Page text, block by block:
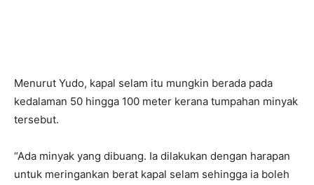
Menurut Yudo, kapal selam itu mungkin berada pada
kedalaman 50 hingga 100 meter kerana tumpahan minyak
tersebut.
“Ada minyak yang dibuang. Ia dilakukan dengan harapan
untuk meringankan berat kapal selam sehingga ia boleh